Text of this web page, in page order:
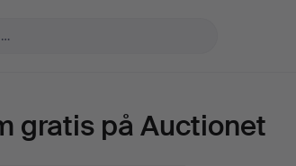
gratis på Auctionet